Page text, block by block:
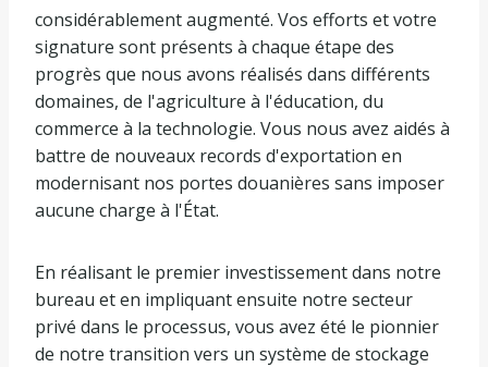
considérablement augmenté. Vos efforts et votre
signature sont présents à chaque étape des
progrès que nous avons réalisés dans différents
domaines, de l'agriculture à l'éducation, du
commerce à la technologie. Vous nous avez aidés à
battre de nouveaux records d'exportation en
modernisant nos portes douanières sans imposer
aucune charge à l'État.
En réalisant le premier investissement dans notre
bureau et en impliquant ensuite notre secteur
privé dans le processus, vous avez été le pionnier
de notre transition vers un système de stockage